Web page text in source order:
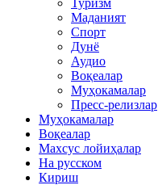
Туризм
Маданият
Спорт
Дунё
Аудио
Воқеалар
Муҳокамалар
Пресс-релизлар
Муҳокамалар
Воқеалар
Махсус лойиҳалар
На русском
Кириш